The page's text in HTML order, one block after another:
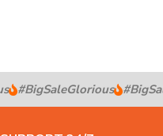
#BigSaleGlorious